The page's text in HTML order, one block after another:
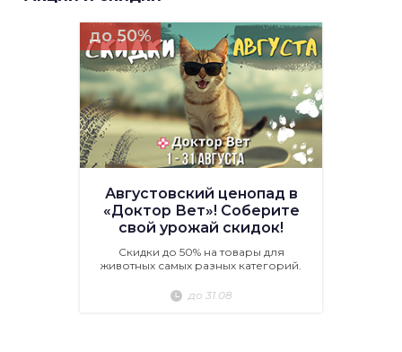
до 50%
Августовский ценопад в
«Доктор Вет»! Соберите
свой урожай скидок!
Скидки до 50% на товары для
животных самых разных категорий.
до 31.08